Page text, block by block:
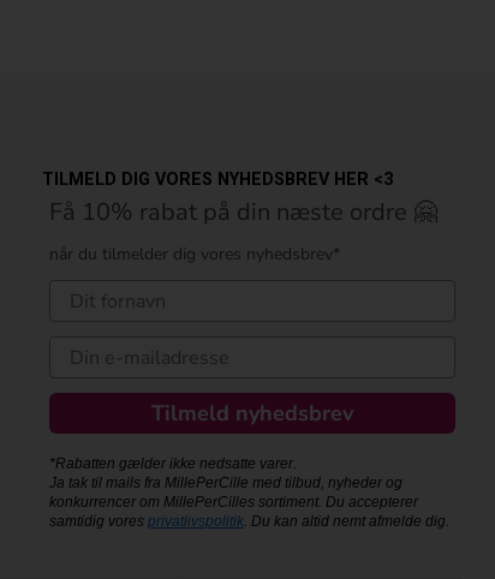
TILMELD DIG VORES NYHEDSBREV HER <3
Få 10% rabat på din næste ordre 🤗
når du tilmelder dig vores nyhedsbrev*
Tilmeld nyhedsbrev
*Rabatten gælder ikke nedsatte varer.
Ja tak til mails fra MillePerCille med tilbud, nyheder og
konkurrencer om MillePerCilles sortiment. Du accepterer
samtidig voresprivatlivspolitik. Du kan altid nemt afmelde dig.